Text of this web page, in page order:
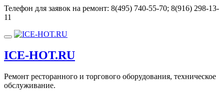
Перейти
к
Телефон для заявок на ремонт: 8(495) 740-55-70; 8(916) 298-13-
11
Показать/
навигацию
ICE-HOT.RU
Ремонт ресторанного и торгового оборудования, техническое
обслуживание.